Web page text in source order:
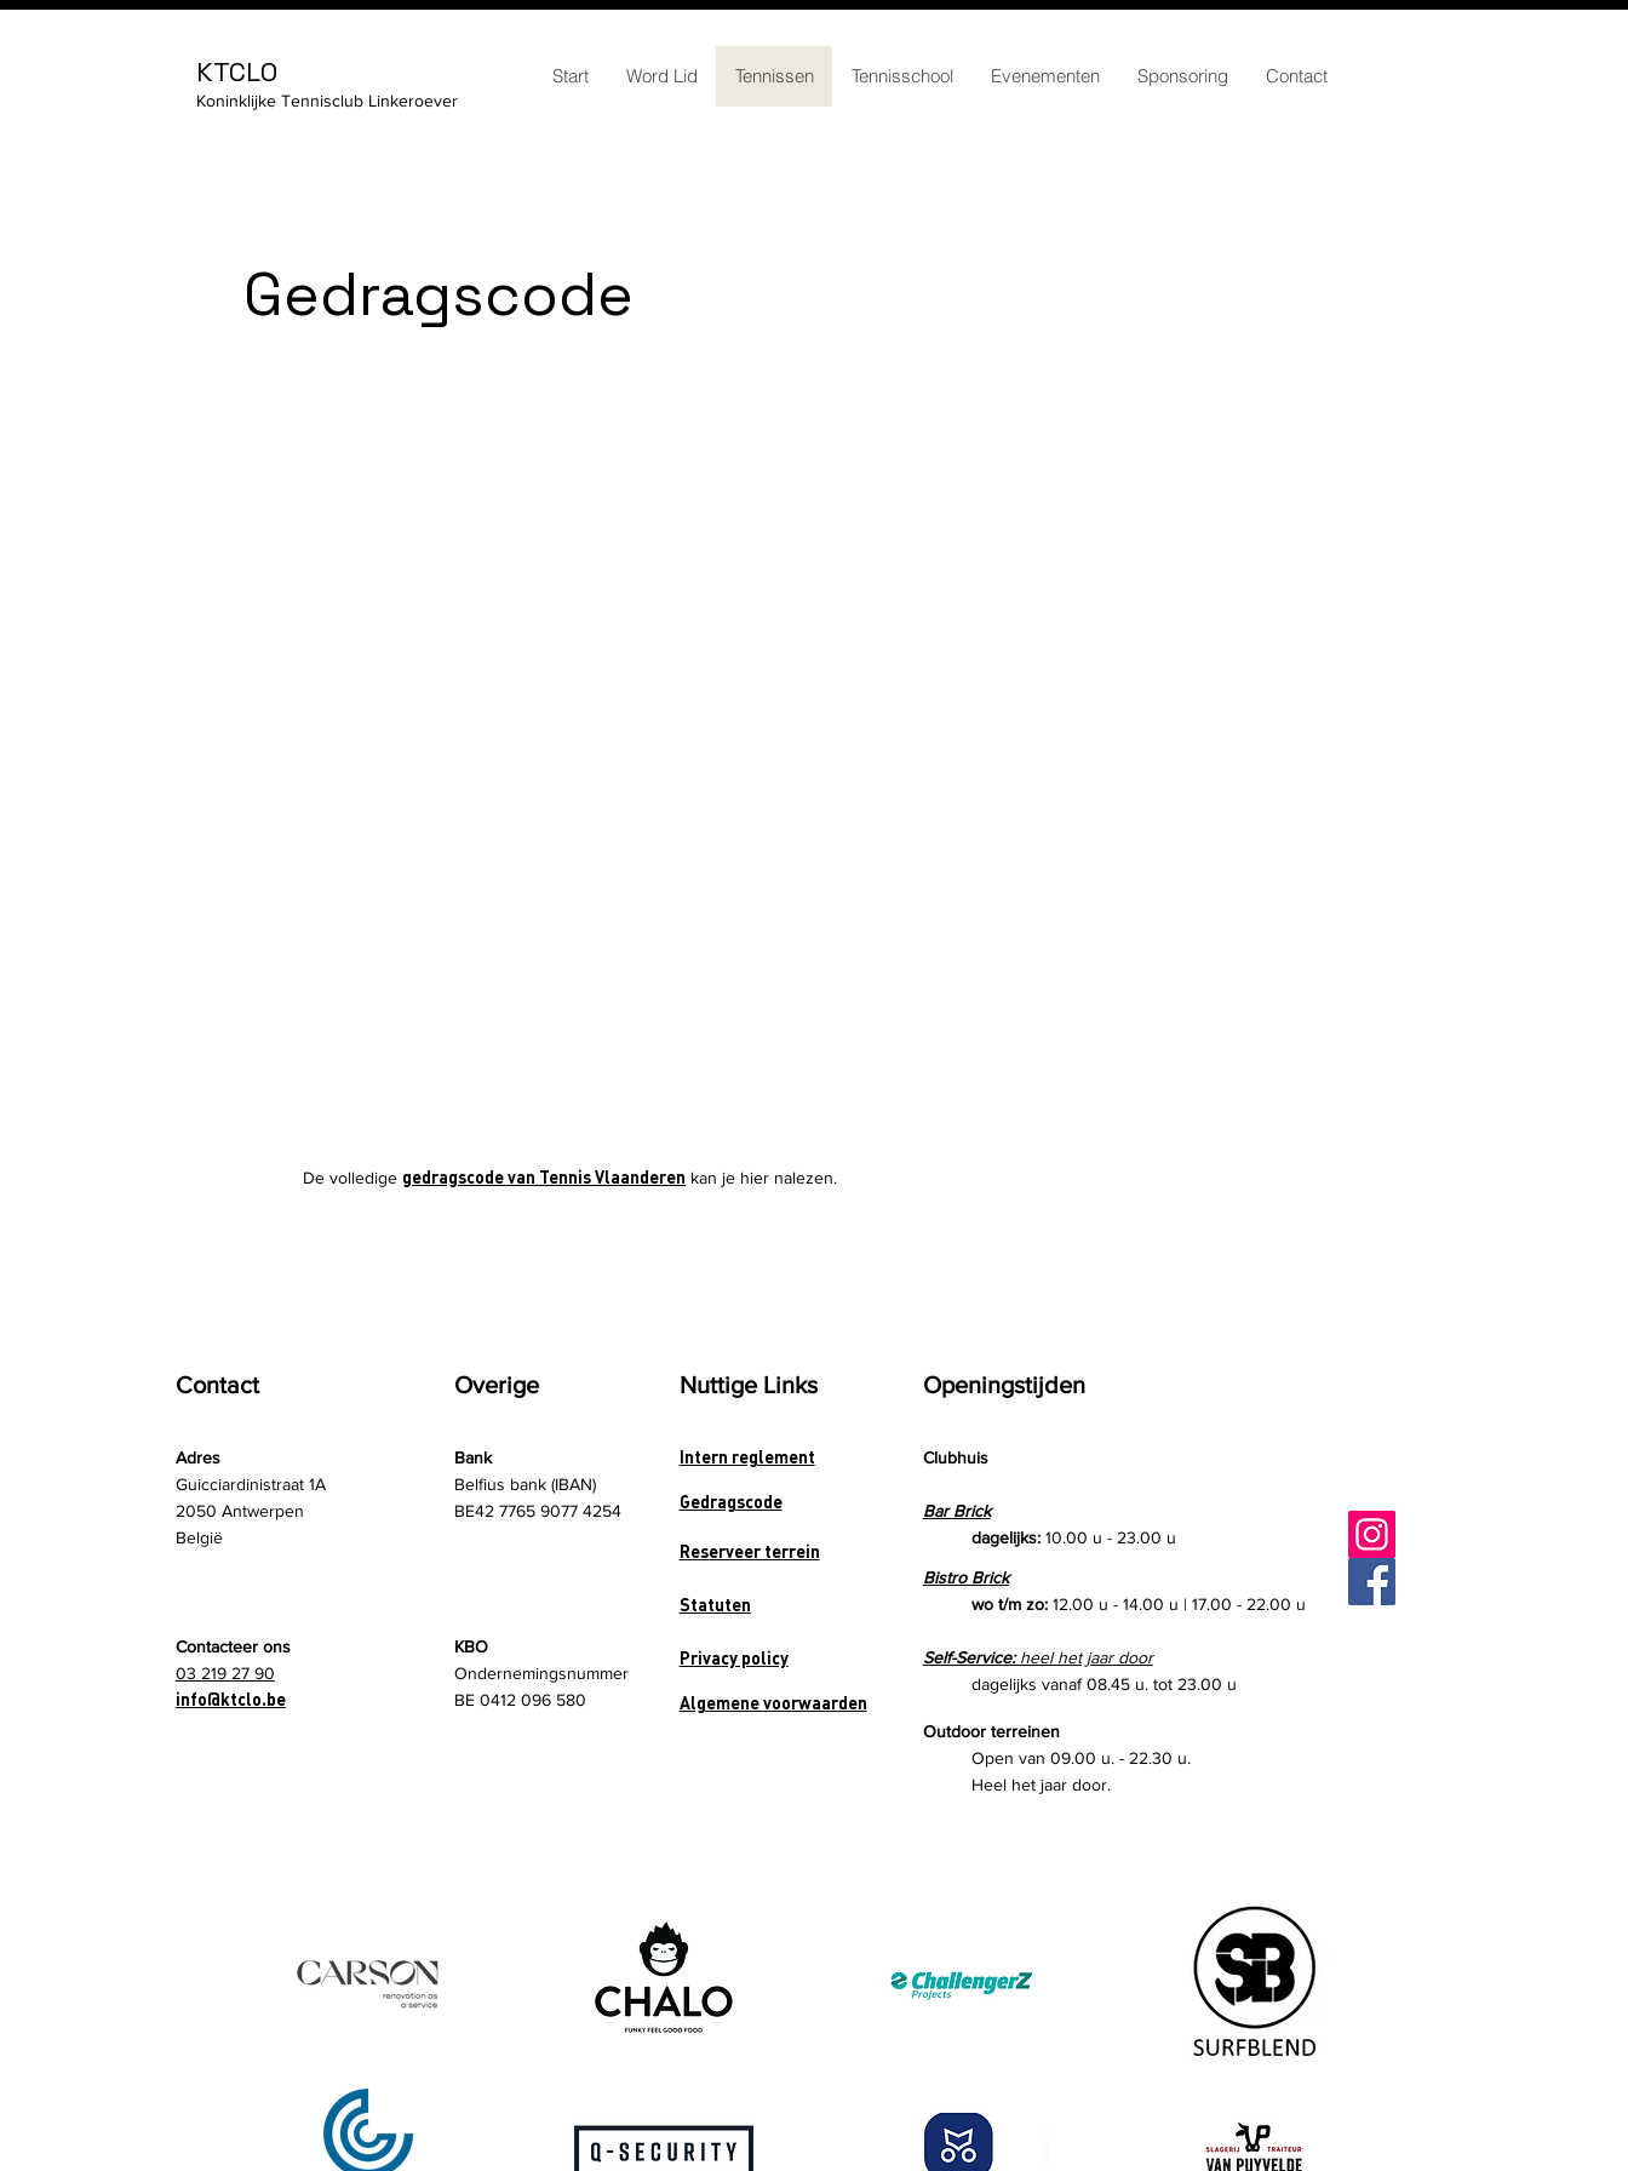
KTCLO
Koninklijke Tennisclub Linkeroever
Start Word Lid Tennissen Tennisschool Evenementen Sponsoring Contact
Gedragscode
De volledige gedragscode van Tennis Vlaanderen kan je hier nalezen.
Contact
Adres
Guicciardinistraat 1A
2050 Antwerpen
België
Overige
Bank
Belfius bank (IBAN)
BE42 7765 9077 4254
Contacteer ons
03 219 27 90
info@ktclo.be
KBO
Ondernemingsnummer
BE 0412 096 580
Nuttige Links
Intern reglement
Gedragscode
Reserveer terrein
Statuten
Privacy policy
Algemene voorwaarden
Openingstijden
Clubhuis
Bar Brick
dagelijks: 10.00 u - 23.00 u
Bistro Brick
wo t/m zo: 12.00 u - 14.00 u | 17.00 - 22.00 u
Self-Service:heel het jaar door
dagelijks vanaf 08.45 u. tot 23.00 u
Outdoor terreinen
Open van 09.00 u. - 22.30 u.
Heel het jaar door.